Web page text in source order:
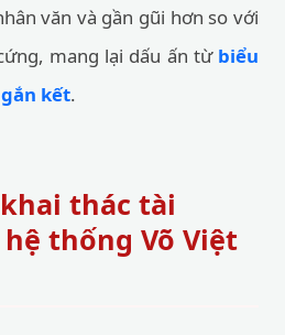
văn và gần gũi hơn so với
mang lại dấu ấn từ biểu
kết.
thác tài
thống Võ Việt